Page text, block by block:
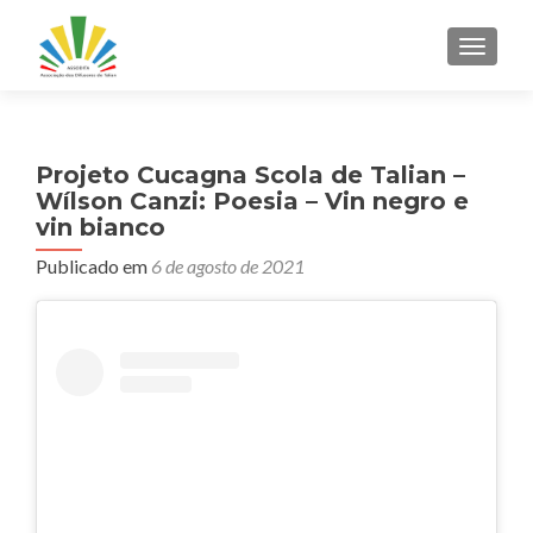
Projeto Cucagna Scola de Talian –
Wílson Canzi: Poesia – Vin negro e
vin bianco
Publicado em 6 de agosto de 2021